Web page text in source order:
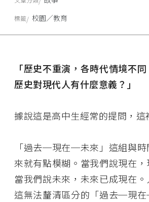
「歷史不重演，各時代情境不
歷史對現代人有什麼意義？」
據說這是高中生經常的提問，這
「過去─現在─未來」這組與時
來就有點模糊。當我們說現在，
當我們說未來，未來已成現在
這無法釐清區分的「過去─現
標籤 校園／教育